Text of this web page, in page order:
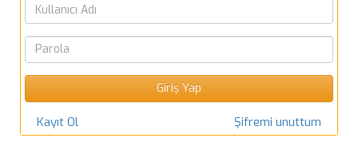
Kayıt Ol Şifremi unuttum